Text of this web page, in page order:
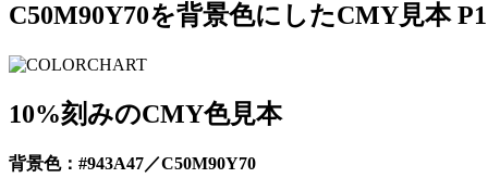
C50M90Y70を背景色にしたCMY見本
10%刻みのCMY色見本
背景色：#943A47／C50M90Y70